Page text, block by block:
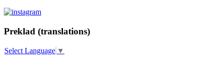
Preklad (translations)
Select Language ▼